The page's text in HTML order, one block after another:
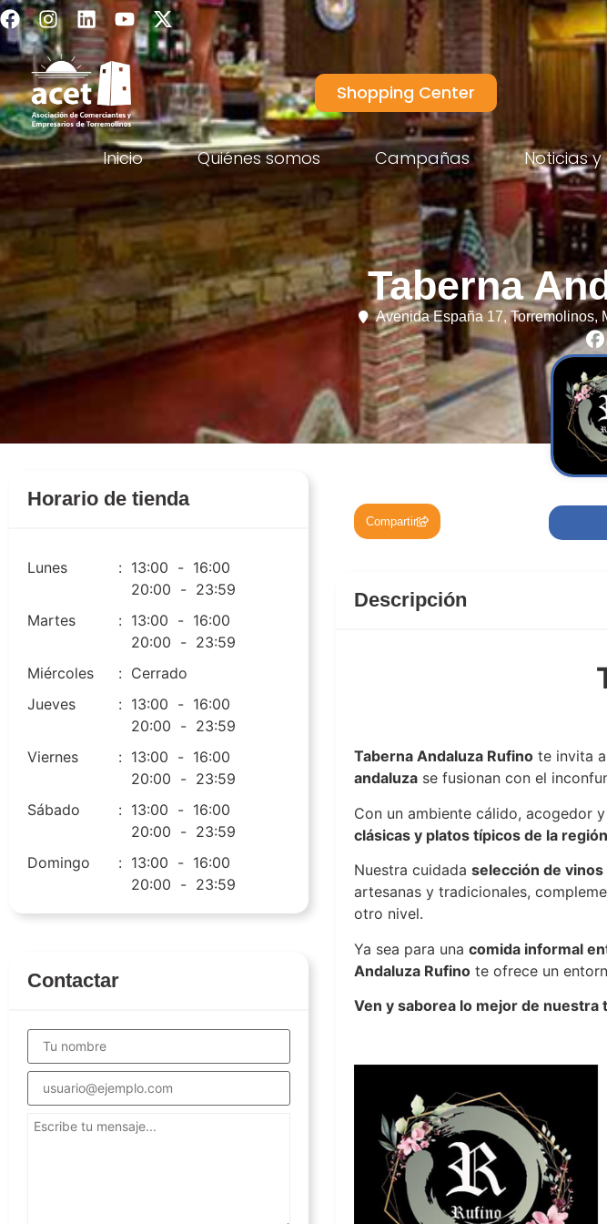
Shopping Center
Inicio Quiénes somos Campañas Noticias
Taberna
Avenida España 17, Torremolinos,
Horario de tienda
Lunes : 13:00 - 16:00
20:00 - 23:59
Martes
: 13:00 - 16:00
20:00 - 23:59
Miércoles
: Cerrado
Jueves
: 13:00 - 16:00
20:00 - 23:59
Viernes
: 13:00 - 16:00
20:00 - 23:59
Sábado
: 13:00 - 16:00
20:00 - 23:59
Domingo
: 13:00 - 16:00
20:00 - 23:59
Contactar
Compartir
Descripción
Taberna Andaluza Rufino te invita
andaluza se fusionan con el
Con un ambiente cálido, acogedor
clásicas y platos típicos de la región
Nuestra cuidadaselección de
artesanas y tradicionales,
otro nivel.
Ya sea para unacomida informal
Andaluza Rufino te ofrece un
Ven y saborea lo mejor de nuestra